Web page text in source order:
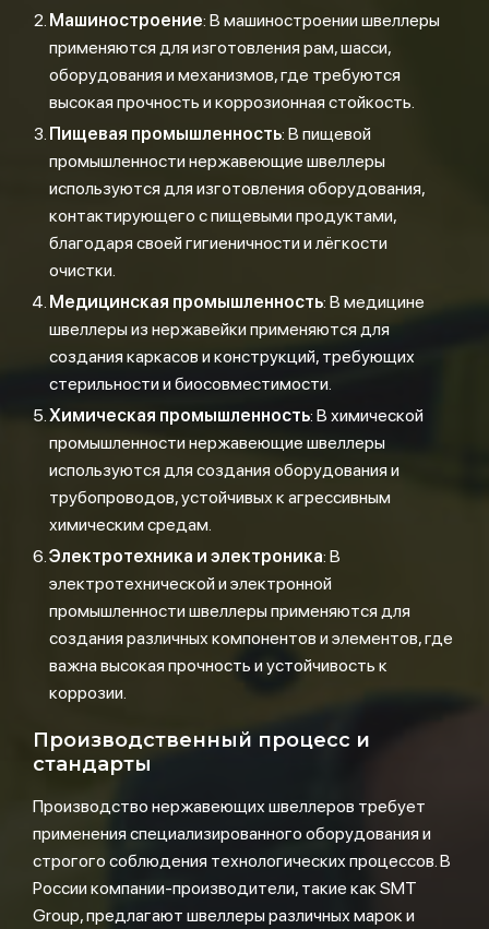
Машиностроение: В машиностроении швеллеры
применяются для изготовления рам, шасси,
оборудования и механизмов, где требуются
высокая прочность и коррозионная стойкость.
Пищевая промышленность: В пищевой
промышленности нержавеющие швеллеры
используются для изготовления оборудования,
контактирующего с пищевыми продуктами,
благодаря своей гигиеничности и лёгкости
очистки.
Медицинская промышленность: В медицине
швеллеры из нержавейки применяются для
создания каркасов и конструкций, требующих
стерильности и биосовместимости.
Химическая промышленность: В химической
промышленности нержавеющие швеллеры
используются для создания оборудования и
трубопроводов, устойчивых к агрессивным
химическим средам.
Электротехника и электроника: В
электротехнической и электронной
промышленности швеллеры применяются для
создания различных компонентов и элементов, где
важна высокая прочность и устойчивость к
коррозии.
Производственный процесс и
стандарты
Производство нержавеющих швеллеров требует
применения специализированного оборудования и
строгого соблюдения технологических процессов. В
России компании-производители, такие как SMT
Group, предлагают швеллеры различных марок и